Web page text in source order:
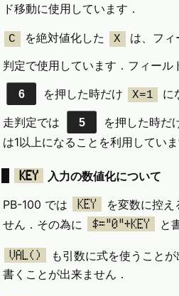
ド移動に使用しています．
C を絶対値化した X
は、フ
判定で使用しています．フィール
6 を押した時だけ X=1
に
走判定では
5 を押した時だ
は1以上になることを利用していま
KEY 入力の数値化について
PB-100 では KEY
を変数に控え
せん．その為に
$="0"+KEY と
VAL() も引数に式を使うことが
書くことが出来ません．